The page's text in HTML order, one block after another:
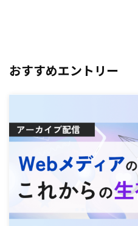
おすすめエントリー